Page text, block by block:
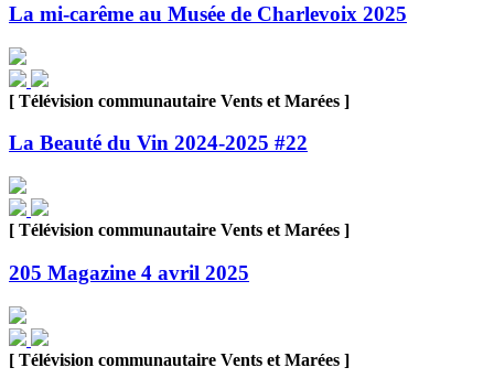
La mi-carême au Musée de Charlevoix 2025
[ Télévision communautaire Vents et Marées ]
La Beauté du Vin 2024-2025 #22
[ Télévision communautaire Vents et Marées ]
205 Magazine 4 avril 2025
[ Télévision communautaire Vents et Marées ]